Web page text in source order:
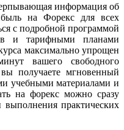
информация об
на Форекс для всех
с подробной программой
и тарифными планами
максимально упрощен
вашего свободного
получаете мгновенный
учебными материалами и
на форекс можно сразу
выполнения практических